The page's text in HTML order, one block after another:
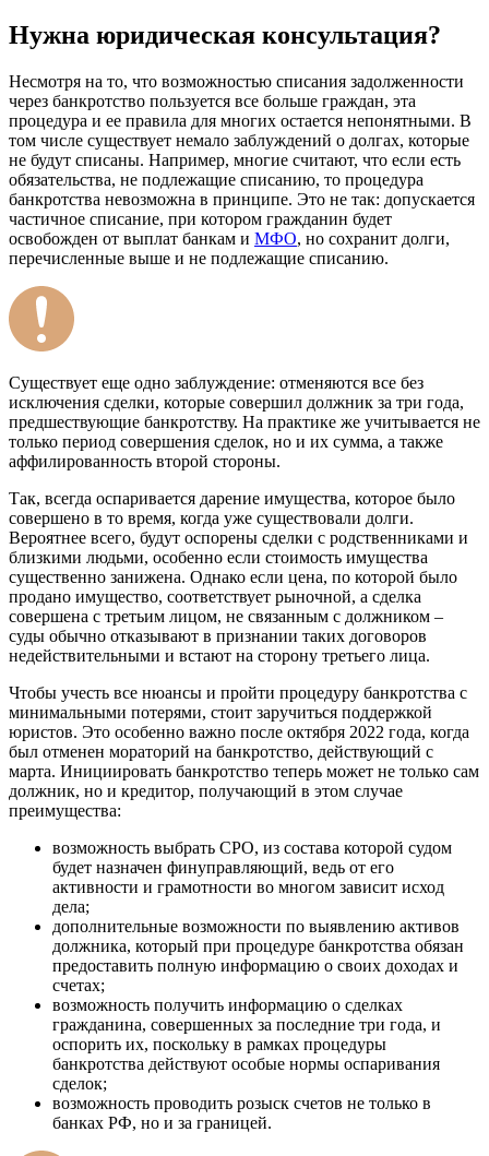
Нужна юридическая консультация?
Несмотря на то, что возможностью списания задолженности
через банкротство пользуется все больше граждан, эта
процедура и ее правила для многих остается непонятными. В
том числе существует немало заблуждений о долгах, которые
не будут списаны. Например, многие считают, что если есть
обязательства, не подлежащие списанию, то процедура
банкротства невозможна в принципе. Это не так: допускается
частичное списание, при котором гражданин будет
освобожден от выплат банкам и МФО, но сохранит долги,
перечисленные выше и не подлежащие списанию.
Существует еще одно заблуждение: отменяются все без
исключения сделки, которые совершил должник за три года,
предшествующие банкротству. На практике же учитывается не
только период совершения сделок, но и их сумма, а также
аффилированность второй стороны.
Так, всегда оспаривается дарение имущества, которое было
совершено в то время, когда уже существовали долги.
Вероятнее всего, будут оспорены сделки с родственниками и
близкими людьми, особенно если стоимость имущества
существенно занижена. Однако если цена, по которой было
продано имущество, соответствует рыночной, а сделка
совершена с третьим лицом, не связанным с должником –
суды обычно отказывают в признании таких договоров
недействительными и встают на сторону третьего лица.
Чтобы учесть все нюансы и пройти процедуру банкротства с
минимальными потерями, стоит заручиться поддержкой
юристов. Это особенно важно после октября 2022 года, когда
был отменен мораторий на банкротство, действующий с
марта. Инициировать банкротство теперь может не только сам
должник, но и кредитор, получающий в этом случае
преимущества:
возможность выбрать СРО, из состава которой судом
будет назначен финуправляющий, ведь от его
активности и грамотности во многом зависит исход
дела;
дополнительные возможности по выявлению активов
должника, который при процедуре банкротства обязан
предоставить полную информацию о своих доходах и
счетах;
возможность получить информацию о сделках
гражданина, совершенных за последние три года, и
оспорить их, поскольку в рамках процедуры
банкротства действуют особые нормы оспаривания
сделок;
возможность проводить розыск счетов не только в
банках РФ, но и за границей.